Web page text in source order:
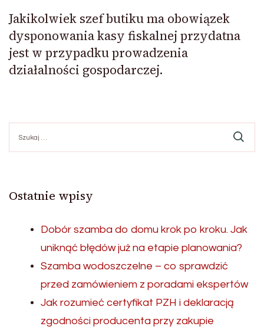
Jakikolwiek szef butiku ma obowiązek
dysponowania kasy fiskalnej przydatna
jest w przypadku prowadzenia
działalności gospodarczej.
Ostatnie wpisy
Dobór szamba do domu krok po kroku. Jak
uniknąć błędów już na etapie planowania?
Szamba wodoszczelne – co sprawdzić
przed zamówieniem z poradami ekspertów
Jak rozumieć certyfikat PZH i deklaracją
zgodności producenta przy zakupie